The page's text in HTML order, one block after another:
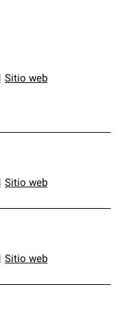
Sitio web
Sitio web
Sitio web